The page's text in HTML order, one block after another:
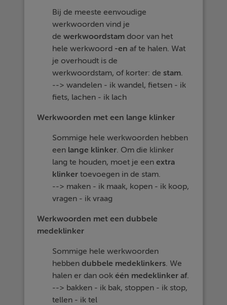
Bij de meeste eenvoudige
werkwoorden vind je
dewerkwoordstam door van het
hele werkwoord -en af te halen. Wat
je overhoudt isde
werkwoordstam,of korter:destam.
--> wandelen - ik wandel, fietsen - ik
fiets, lachen - ik lach
Werkwoorden met een lange klinker
Sommige hele werkwoorden hebben
een lange klinker. Om die klinker
lang te houden, moet je eenextra
klinker toevoegen in de stam.
--> maken - ik maak, kopen - ik koop,
vragen - ik vraag
Werkwoorden met een dubbele
medeklinker
Sommige hele werkwoorden
hebbendubbele medeklinkers. We
halen er dan ookéén medeklinker af.
--> bakken - ik bak, stoppen - ik stop,
tellen - ik tel